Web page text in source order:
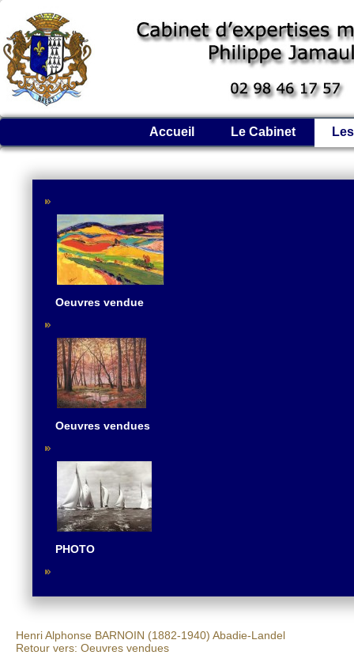
Accueil Le Cabinet
Oeuvres vendue
Oeuvres vendues
PHOTO
Henri Alphonse BARNOIN (1882-1940) Abadie-Landel
Retour vers: Oeuvres vendues